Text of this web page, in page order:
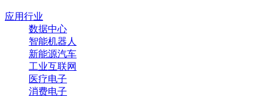
应用行业
数据中心
智能机器人
新能源汽车
工业互联网
医疗电子
消费电子